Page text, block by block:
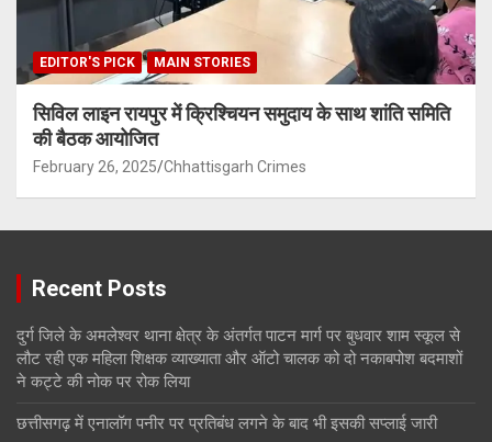
EDITOR'S PICK MAIN STORIES
सिविल लाइन रायपुर में क्रिश्चियन समुदाय के साथ शांति समिति
की बैठक आयोजित
February 26, 2025 Chhattisgarh Crimes
Recent Posts
दुर्ग जिले के अमलेश्वर थाना क्षेत्र के अंतर्गत पाटन मार्ग पर बुधवार शाम स्कूल से
लौट रही एक महिला शिक्षक व्याख्याता और ऑटो चालक को दो नकाबपोश बदमाशों
ने कट्टे की नोक पर रोक लिया
छत्तीसगढ़ में एनालॉग पनीर पर प्रतिबंध लगने के बाद भी इसकी सप्लाई जारी